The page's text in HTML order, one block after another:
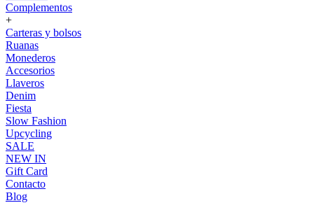
Complementos
+
Carteras y bolsos
Ruanas
Monederos
Accesorios
Llaveros
Denim
Fiesta
Slow Fashion
Upcycling
SALE
NEW IN
Gift Card
Contacto
Blog